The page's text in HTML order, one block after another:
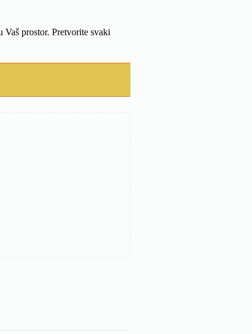
Vaš prostor. Pretvorite svaki